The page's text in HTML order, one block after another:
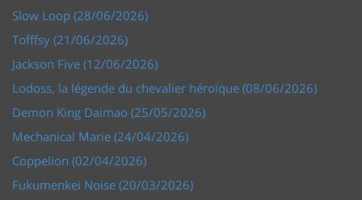
Slow Loop (28/06/2026)
Tofffsy (21/06/2026)
Jackson Five (12/06/2026)
Lodoss, la légende du chevalier héroïque (08/06/2026)
Demon King Daimao (25/05/2026)
Mechanical Marie (24/04/2026)
Coppelion (02/04/2026)
Fukumenkei Noise (20/03/2026)